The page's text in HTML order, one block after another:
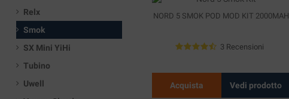
NORD 5 SMOK POD MOD KIT 2000MAH
3 Recensioni
Acquista Vedi prodotto
Relx
Smok
SX Mini YiHi
Tubino
Uwell